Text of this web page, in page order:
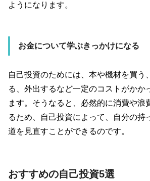
ようになります。
お金について学ぶきっかけになる
自己投資のためには、本や機材を買う
る、外出するなど一定のコストがかか
ます。そうなると、必然的に消費や浪
るため、自己投資によって、自分の持
道を見直すことができるのです。
おすすめの自己投資5選